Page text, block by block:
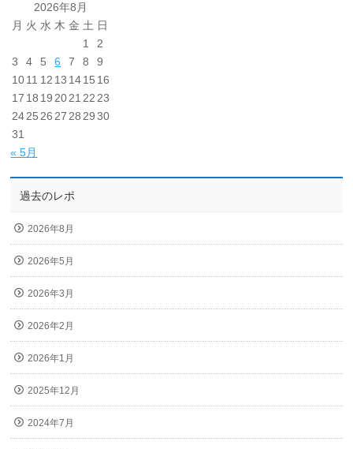
2026年8月
月 火 水 木 金 土 日
1
2
3
4 5 6 7 8
9
1011 12 13 1415 16
17 18 19 2021 22 23
2425 26 27 28 29 30
31
« 5月
過去のレポ
2026年8月
2026年5月
2026年3月
2026年2月
2026年1月
2025年12月
2024年7月